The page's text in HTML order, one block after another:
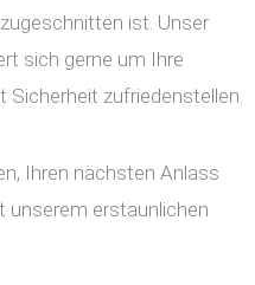
ist. Unser
sich gerne um Ihre
Sicherheit zufriedenstellen.
Ihren nächsten Anlass
unserem erstaunlichen